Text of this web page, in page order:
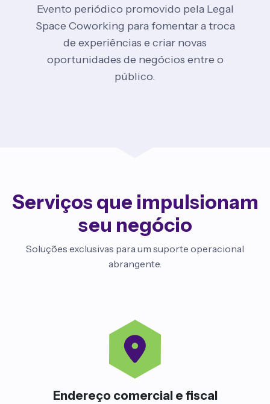
Evento periódico promovido pela Legal
Space Coworking para fomentar a troca
de experiências e criar novas
oportunidades de negócios entre o
público.
Serviços que impulsionam
seu negócio
Soluções exclusivas para um suporte operacional
abrangente.
Endereço comercial e fiscal